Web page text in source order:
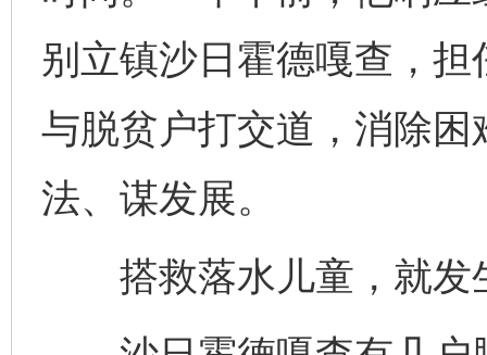
别立镇沙日霍德嘎查，
与脱贫户打交道，消除
法、谋发展。
搭救落水儿童，就发